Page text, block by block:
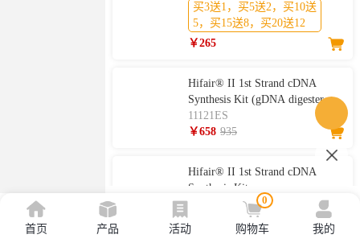
买3送1，买5送2，买10送
5，买15送8，买20送12
￥265
Hifair® II 1st Strand cDNA
Synthesis Kit (gDNA digester
plus)
11121ES
￥658 935
Hifair® II 1st Strand cDNA
Synthesis Kit
￥528
首页 产品 活动
0
购物车 我的